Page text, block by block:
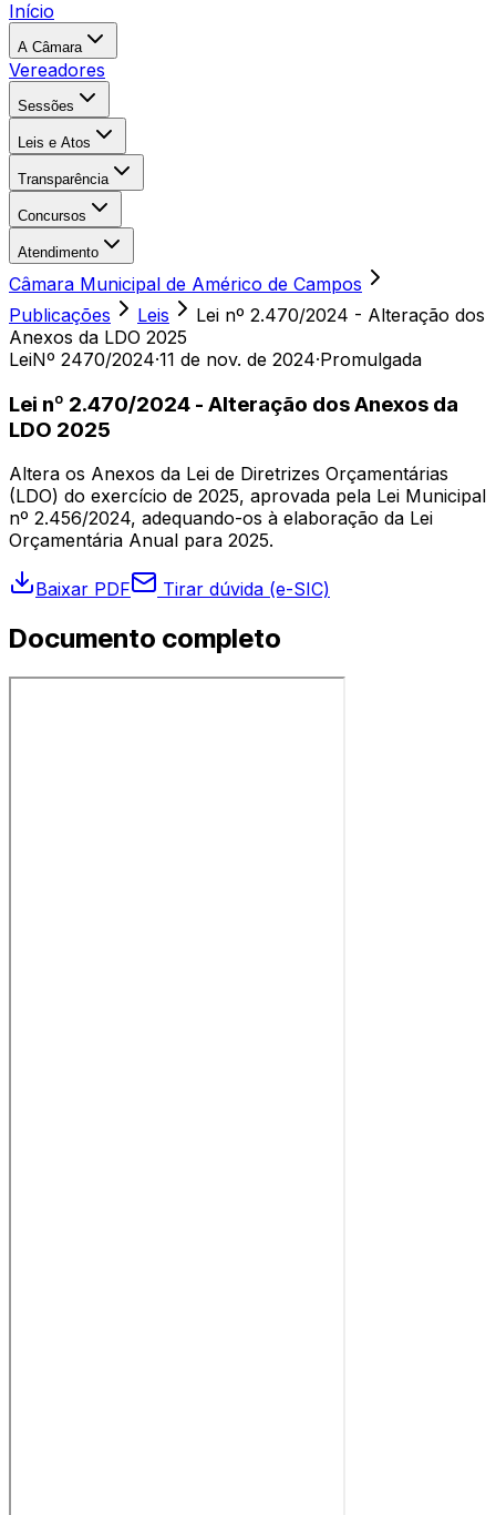
Início
A Câmara
Vereadores
Sessões
Leis e Atos
Transparência
Concursos
Atendimento
Câmara Municipal de Américo de Campos
Publicações
Leis
Lei nº 2.470/2024 - Alteração dos
Anexos da LDO 2025
LeiNº 2470/2024·11 de nov. de 2024·Promulgada
Lei nº 2.470/2024 - Alteração dos Anexos da
LDO 2025
Altera os Anexos da Lei de Diretrizes Orçamentárias
(LDO) do exercício de 2025, aprovada pela Lei Municipal
nº 2.456/2024, adequando-os à elaboração da Lei
Orçamentária Anual para 2025.
Baixar PDF Tirar dúvida (e-SIC)
Documento completo